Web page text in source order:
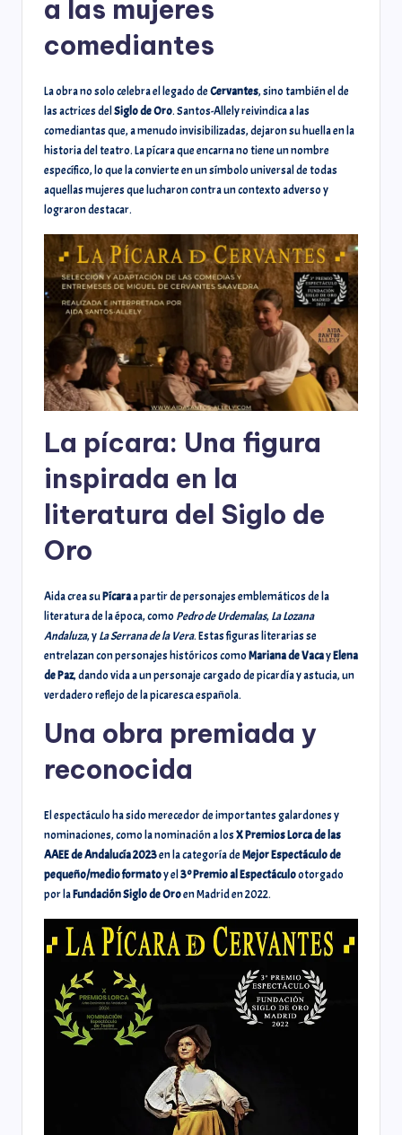
a las mujeres
comediantes
La obra no solo celebra el legado deCervantes, sino también el de
las actrices delSiglo de Oro. Santos-Allely reivindica a las
comediantas que, a menudo invisibilizadas, dejaron su huella en la
historia del teatro. La pícara que encarna no tiene un nombre
específico, lo que la convierte en un símbolo universal de todas
aquellas mujeres que lucharon contra un contexto adverso y
lograron destacar.
La pícara: Una figura
inspirada en la
literatura del Siglo de
Oro
Aida crea suPícaraa partir de personajes emblemáticos de la
literatura de la época, como Pedro de Urdemalas, La Lozana
Andaluza, yLa Serrana de la Vera. Estas figuras literarias se
entrelazan con personajes históricos comoMariana de VacayElena
de Paz, dando vida a un personaje cargado de picardía y astucia, un
verdadero reflejo de la picaresca española.
Una obra premiada y
reconocida
El espectáculo ha sido merecedor de importantes galardones y
nominaciones, como la nominación a losX Premios Lorca de las
AAEE de Andalucía 2023en la categoría deMejor Espectáculo de
pequeño/medio formatoy el3º Premio al Espectáculootorgado
por laFundación Siglo de Oroen Madrid en 2022.